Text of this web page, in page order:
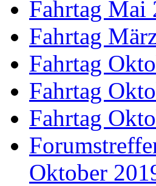
Fahrtag Mai
Fahrtag
Fahrtag
Fahrtag
Fahrtag
Oktober